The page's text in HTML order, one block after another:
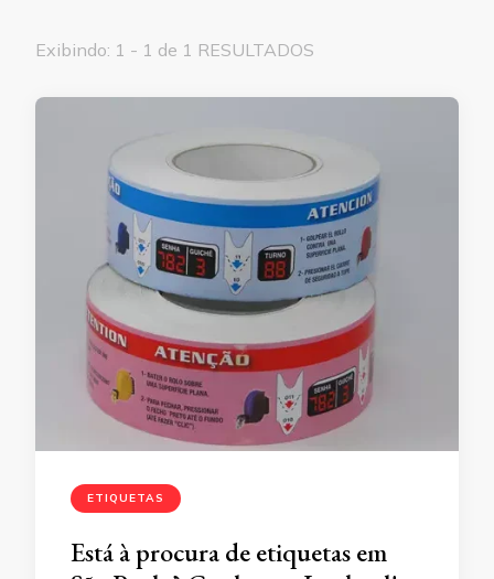
Exibindo: 1 - 1 de 1 RESULTADOS
ETIQUETAS
Está à procura de etiquetas em